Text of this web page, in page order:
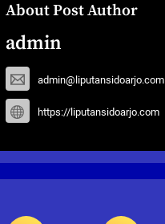
About Post Author
admin
admin@liputansidoarjo.com
https://liputansidoarjo.com